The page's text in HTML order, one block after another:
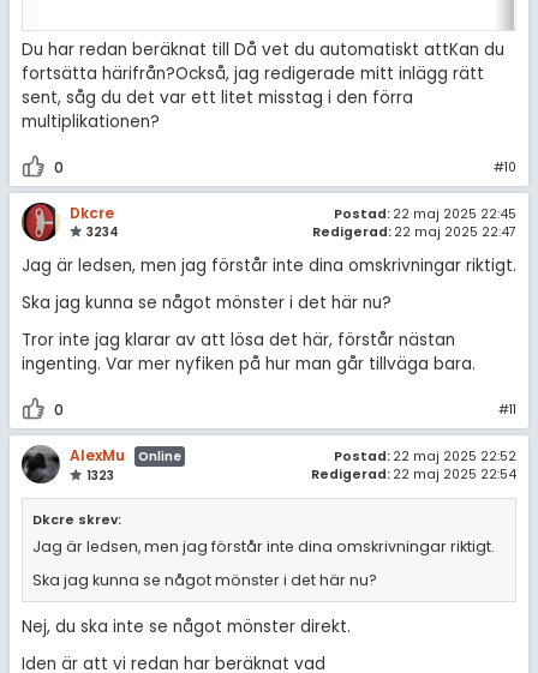
Du har redan beräknat till Då vet du automatiskt attKan du
fortsätta härifrån?Också, jag redigerade mitt inlägg rätt
sent, såg du det var ett litet misstag i den förra
multiplikationen?
0 #10
Dkcre
3234
Postad: 22 maj 2025 22:45
Redigerad: 22 maj 2025 22:47
Jag är ledsen, men jag förstår inte dina omskrivningar riktigt.
Ska jag kunna se något mönster i det här nu?
Tror inte jag klarar av att lösa det här, förstår nästan
ingenting. Var mer nyfiken på hur man går tillväga bara.
0 #11
AlexMu
Online
1323
Postad: 22 maj 2025 22:52
Redigerad: 22 maj 2025 22:54
Dkcre skrev:
Jag är ledsen, men jag förstår inte dina omskrivningar riktigt.
Ska jag kunna se något mönster i det här nu?
Nej, du ska inte se något mönster direkt.
Iden är att vi redan har beräknat vad